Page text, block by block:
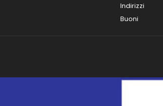
Indirizzi
Buoni